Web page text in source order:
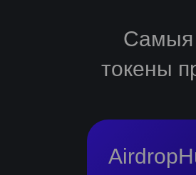
Самыя
токены